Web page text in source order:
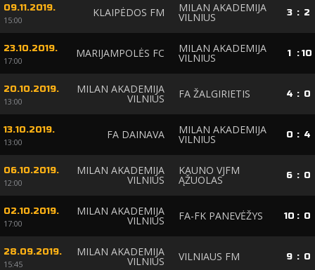
09.11.2019.
15:00
KLAIPĖDOS FM MILAN AKADEMIJA
VILNIUS 3 : 2
23.10.2019.
17:00
MARIJAMPOLĖS FC MILAN AKADEMIJA
VILNIUS 1 :10
20.10.2019.
13:00
MILAN AKADEMIJA
VILNIUS FA ŽALGIRIETIS 4 : 0
13.10.2019.
13:00
FA DAINAVA MILAN AKADEMIJA
VILNIUS 0 : 4
06.10.2019.
12:00
MILAN AKADEMIJA
VILNIUS
KAUNO VJFM
ĄŽUOLAS 6 : 0
02.10.2019.
17:00
MILAN AKADEMIJA
VILNIUS FA-FK PANEVĖŽYS 10 : 0
28.09.2019.
15:45
MILAN AKADEMIJA
VILNIUS VILNIAUS FM 9 : 0